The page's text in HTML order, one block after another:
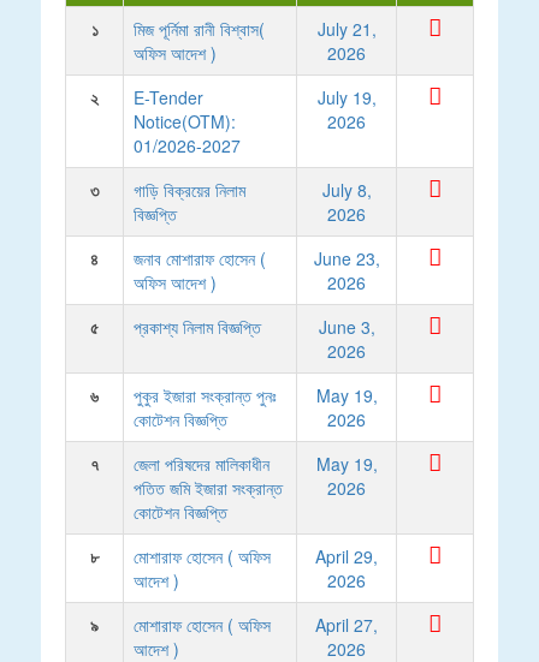
১
মিজ পূর্নিমা রানী বিশ্বাস(
অফিস আদেশ )
July 21,
2026
২
E-Tender
Notice(OTM):
01/2026-2027
July 19,
2026
৩
গাড়ি বিক্রয়ের নিলাম
বিজ্ঞপ্তি
July 8,
2026
৪
জনাব মোশারাফ হোসেন (
অফিস আদেশ )
June 23,
2026
৫
প্রকাশ্য নিলাম বিজ্ঞপ্তি
June 3,
2026
৬
পুকুর ইজারা সংক্রান্ত পুনঃ
কোটেশন বিজ্ঞপ্তি
May 19,
2026
৭
জেলা পরিষদের মালিকাধীন
পতিত জমি ইজারা সংক্রান্ত
কোটেশন বিজ্ঞপ্তি
May 19,
2026
৮
মোশারাফ হোসেন ( অফিস
আদেশ )
April 29,
2026
৯
মোশারাফ হোসেন ( অফিস
আদেশ )
April 27,
2026